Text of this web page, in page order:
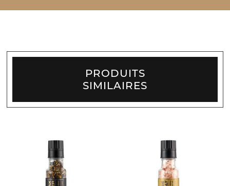
PRODUITS
SIMILAIRES